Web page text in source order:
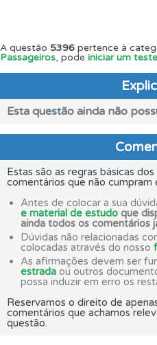
A questão 5396 pertence à
Passageiros, pode iniciar um
Esta questão ainda não
Estas são as regras básicas
comentários que não cumpram
Antes de colocar a sua
e material de estudo que
ainda todos os comentários
Dúvidas não relacionadas
colocadas através do nosso
As afirmações devem ser
estrada ou outros
possa induzir em erro os
Reservamos o direito de
comentários que achamos
questão.